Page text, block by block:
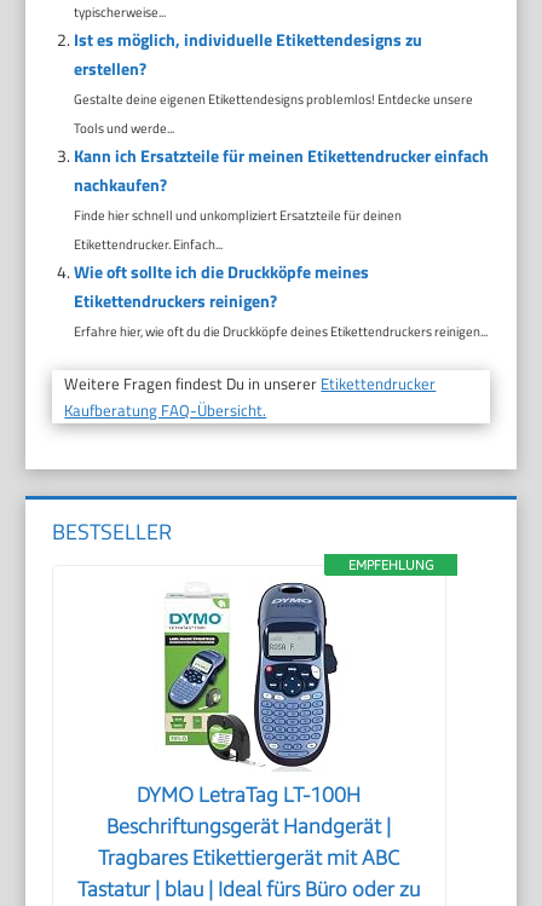
typischerweise...
Ist es möglich, individuelle Etikettendesigns zu
erstellen?
Gestalte deine eigenen Etikettendesigns problemlos! Entdecke unsere
Tools und werde...
Kann ich Ersatzteile für meinen Etikettendrucker einfach
nachkaufen?
Finde hier schnell und unkompliziert Ersatzteile für deinen
Etikettendrucker. Einfach...
Wie oft sollte ich die Druckköpfe meines
Etikettendruckers reinigen?
Erfahre hier, wie oft du die Druckköpfe deines Etikettendruckers reinigen...
Weitere Fragen findest Du in unserer Etikettendrucker
Kaufberatung FAQ-Übersicht.
BESTSELLER
EMPFEHLUNG
DYMO LetraTag LT-100H
Beschriftungsgerät Handgerät |
Tragbares Etikettiergerät mit ABC
Tastatur | blau | Ideal fürs Büro oder zu